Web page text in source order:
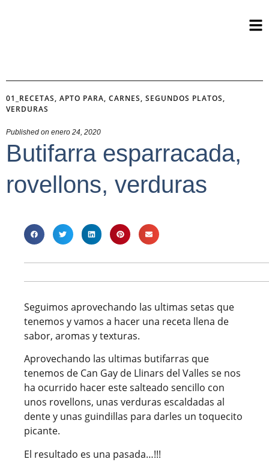
01_RECETAS, APTO PARA, CARNES, SEGUNDOS PLATOS,
VERDURAS
Published on enero 24, 2020
Butifarra esparracada,
rovellons, verduras
Seguimos aprovechando las ultimas setas que
tenemos y vamos a hacer una receta llena de
sabor, aromas y texturas.
Aprovechando las ultimas butifarras que
tenemos de Can Gay de Llinars del Valles se nos
ha ocurrido hacer este salteado sencillo con
unos rovellons, unas verduras escaldadas al
dente y unas guindillas para darles un toquecito
picante.
El resultado es una pasada…!!!